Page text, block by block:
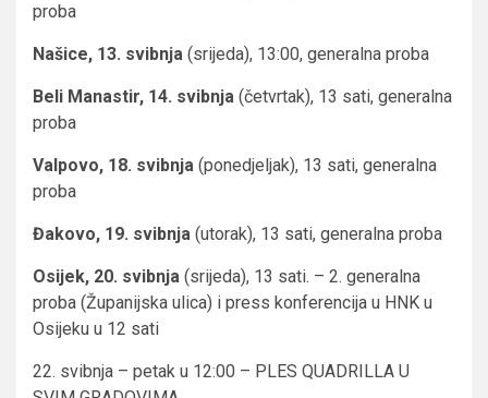
proba
Našice, 13. svibnja (srijeda), 13:00, generalna proba
Beli Manastir, 14. svibnja (četvrtak), 13 sati, generalna
proba
Valpovo, 18. svibnja (ponedjeljak), 13 sati, generalna
proba
Đakovo, 19. svibnja (utorak), 13 sati, generalna proba
Osijek, 20. svibnja (srijeda), 13 sati. – 2. generalna
proba (Županijska ulica) i press konferencija u HNK u
Osijeku u 12 sati
22. svibnja – petak u 12:00 – PLES QUADRILLA U